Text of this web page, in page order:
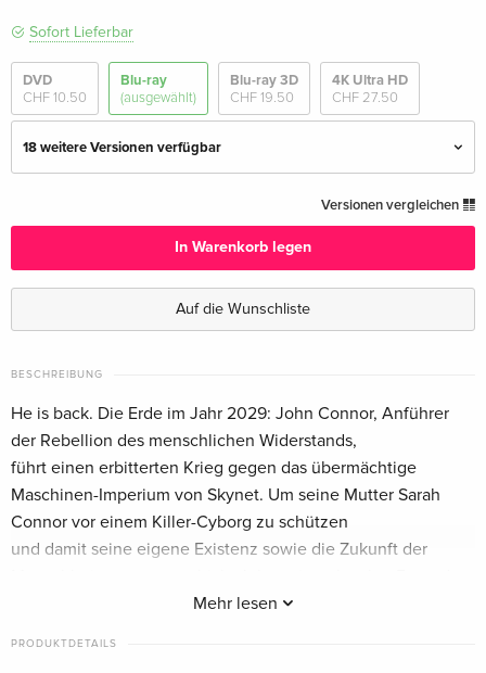
Sofort Lieferbar
DVD
CHF 10.50
Blu-ray
(ausgewählt)
Blu-ray 3D
CHF 19.50
4K Ultra HD
CHF 27.50
18 weitere Versionen verfügbar
CHF 10.50
Blu-ray 3D + Blu-ray
CHF 19.50
Deutsch
Deutsch
vergriffen
Limited Edition, Steelbook, Blu-ray 3D + Blu-
ray
Deutsch
vergriffen
Versionen vergleichen
In Warenkorb legen
Auf die Wunschliste
BESCHREIBUNG
Mehr lesen
He is back. Die Erde im Jahr 2029: John Connor, Anführer
der Rebellion des menschlichen Widerstands,
führt einen erbitterten Krieg gegen das übermächtige
Maschinen-Imperium von Skynet. Um seine Mutter Sarah
Connor vor einem Killer-Cyborg zu schützen
und damit seine eigene Existenz sowie die Zukunft der
und Mitstreiter Kyle Reese zurück ins Jahr 1984.
PRODUKTDETAILS